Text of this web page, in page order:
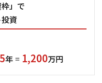
枠」で
資
5年 = 1,200万円